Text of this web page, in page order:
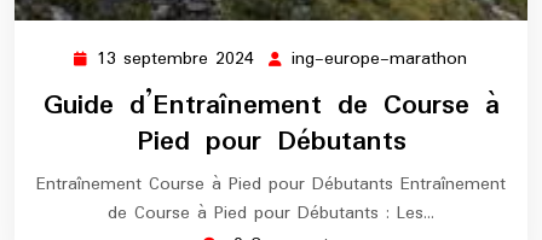
13 septembre 2024 13
septembre
2024
ing-europe-marathon
europe-
Guide d’Entraînement de Course à
Pied pour Débutants
Entraînement Course à Pied pour Débutants Entraînement
de Course à Pied pour Débutants : Les…